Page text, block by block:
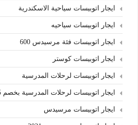
ايجار اتوبيسات سياحية الاسكندرية
ايجار اتوبيسات سياحيه
ايجار اتوبيسات فئة مرسيدس 600
ايجار اتوبيسات كوستر
ايجار اتوبيسات لرحلات المدرسية
ايجار اتوبيسات لرحلات المدرسية بخصم 5% للقطاع الحكومي
ايجار اتوبيسات مرسيدس